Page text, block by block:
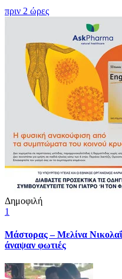
πριν 2 ώρες
Δημοφιλή
1
Μάστορας – Μελίνα
άναψαν φωτιές